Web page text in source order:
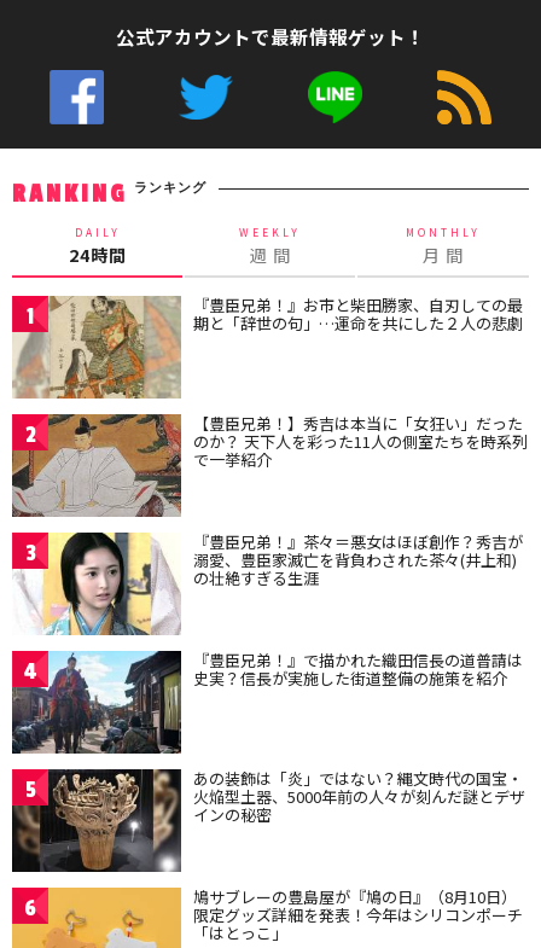
公式アカウントで最新情報ゲット！
RANKING ランキング
DAILY
24時間
WEEKLY
週 間
MONTHLY
月 間
1 『豊臣兄弟！』お市と柴田勝家、自刃しての最
期と「辞世の句」…運命を共にした２人の悲劇
2 【豊臣兄弟！】秀吉は本当に「女狂い」だった
のか？ 天下人を彩った11人の側室たちを時系列
で一挙紹介
3 『豊臣兄弟！』茶々＝悪女はほぼ創作？秀吉が
溺愛、豊臣家滅亡を背負わされた茶々(井上和)
の壮絶すぎる生涯
4 『豊臣兄弟！』で描かれた織田信長の道普請は
史実？信長が実施した街道整備の施策を紹介
5 あの装飾は「炎」ではない？縄文時代の国宝・
火焔型土器、5000年前の人々が刻んだ謎とデザ
インの秘密
6 鳩サブレーの豊島屋が『鳩の日』（8月10日）
限定グッズ詳細を発表！今年はシリコンポーチ
「はとっこ」